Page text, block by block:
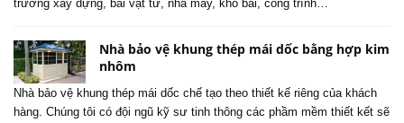
trường xây dựng, bãi vật tư, nhà máy, kho bãi, công trình…
Nhà bảo vệ khung thép mái dốc bằng hợp kim
nhôm
Nhà bảo vệ khung thép mái dốc chế tạo theo thiết kế riêng của khách
hàng. Chúng tôi có đội ngũ kỹ sư tinh thông các phầm mềm thiết kết sẽ